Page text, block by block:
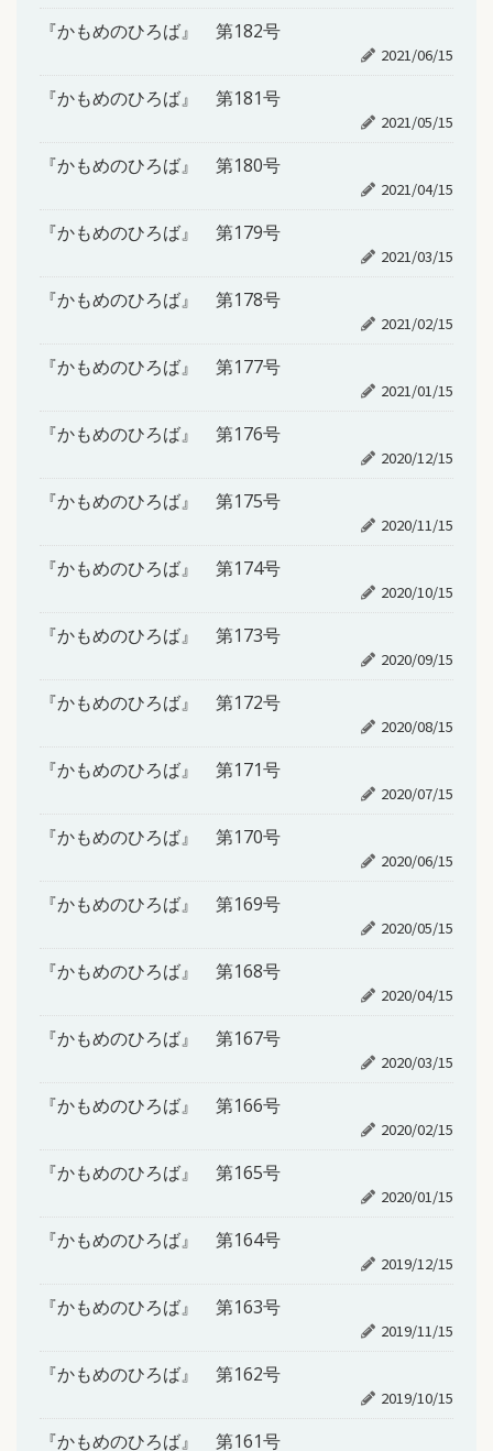
『かもめのひろば』 第182号
2021/06/15
『かもめのひろば』 第181号
2021/05/15
『かもめのひろば』 第180号
2021/04/15
『かもめのひろば』 第179号
2021/03/15
『かもめのひろば』 第178号
2021/02/15
『かもめのひろば』 第177号
2021/01/15
『かもめのひろば』 第176号
2020/12/15
『かもめのひろば』 第175号
2020/11/15
『かもめのひろば』 第174号
2020/10/15
『かもめのひろば』 第173号
2020/09/15
『かもめのひろば』 第172号
2020/08/15
『かもめのひろば』 第171号
2020/07/15
『かもめのひろば』 第170号
2020/06/15
『かもめのひろば』 第169号
2020/05/15
『かもめのひろば』 第168号
2020/04/15
『かもめのひろば』 第167号
2020/03/15
『かもめのひろば』 第166号
2020/02/15
『かもめのひろば』 第165号
2020/01/15
『かもめのひろば』 第164号
2019/12/15
『かもめのひろば』 第163号
2019/11/15
『かもめのひろば』 第162号
2019/10/15
『かもめのひろば』 第161号